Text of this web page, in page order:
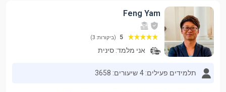
Feng Yam
5 (ביקורות: 3)
אני מלמד: סינית
תלמידים פעילים: 4 שיעורים: 3658